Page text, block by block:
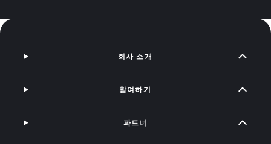
회사 소개
참여하기
파트너